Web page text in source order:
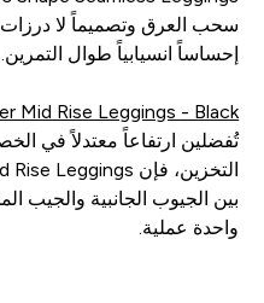
سحب العرق وتصميماً لا
إحساساً انسيابياً طوال التمرين.
Mid Rise Leggings - Black
تُفضلين ارتفاعاً معتدلاً في
بين الجيوب الجانبية
واحدة عملية.